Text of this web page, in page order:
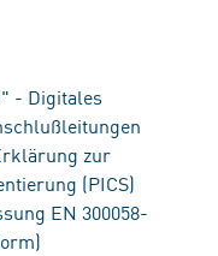
- Digitales
zur
(PICS)
EN 300058-